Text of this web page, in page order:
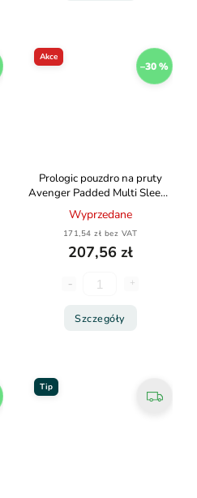
Akce
–30 %
Prologic pouzdro na pruty
Avenger Padded Multi Sleeve
2 Rod 12ft
Wyprzedane
171,54 zł bez VAT
207,56 zł
Szczegóły
Tip